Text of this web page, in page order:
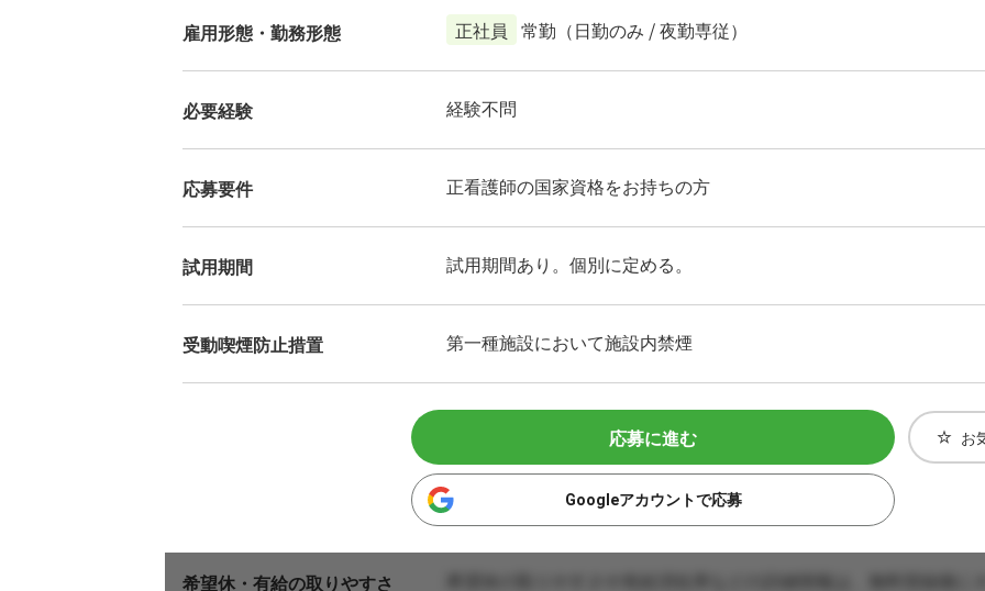
雇用形態・勤務形態 正社員 常勤（日勤のみ / 夜勤専従）
必要経験 経験不問
応募要件 正看護師の国家資格をお持ちの方
試用期間 試用期間あり。個別に定める。
受動喫煙防止措置 第一種施設において施設内禁煙
応募に進む
Googleアカウントで応募
お
希望休・有給の取りやすさ